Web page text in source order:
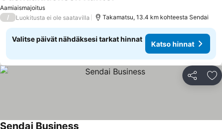
Aamiaismajoitus
Katso hinnat
/ Luokitusta ei ole saatavilla Takamatsu, 13.4 km kohteesta Sendai
Valitse päivät nähdäksesi tarkat hinnat
Katso hinnat
Jaa
Sendai Business